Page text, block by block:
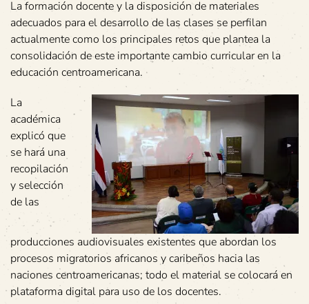
La formación docente y la disposición de materiales
adecuados para el desarrollo de las clases se perfilan
actualmente como los principales retos que plantea la
consolidación de este importante cambio curricular en la
educación centroamericana.
La
académica
explicó que
se hará una
recopilación
y selección
de las
producciones audiovisuales existentes que abordan los
procesos migratorios africanos y caribeños hacia las
naciones centroamericanas; todo el material se colocará en
plataforma digital para uso de los docentes.